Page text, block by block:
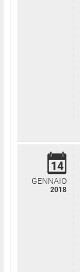
14
GENNAIO
2018